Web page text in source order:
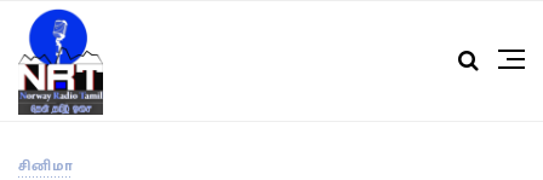
சினிமா